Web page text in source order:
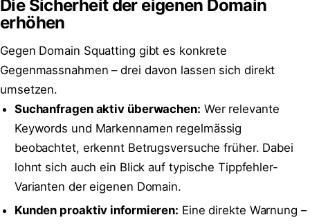
Die Sicherheit der eigenen Domain
erhöhen
Gegen Domain Squatting gibt es konkrete
Gegenmassnahmen – drei davon lassen sich direkt
umsetzen.
Suchanfragen aktiv überwachen: Wer relevante
Keywords und Markennamen regelmässig
beobachtet, erkennt Betrugsversuche früher. Dabei
lohnt sich auch ein Blick auf typische Tippfehler-
Varianten der eigenen Domain.
Kunden proaktiv informieren: Eine direkte Warnung –